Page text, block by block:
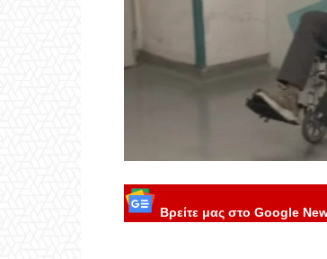
Βρείτε μας στο Google